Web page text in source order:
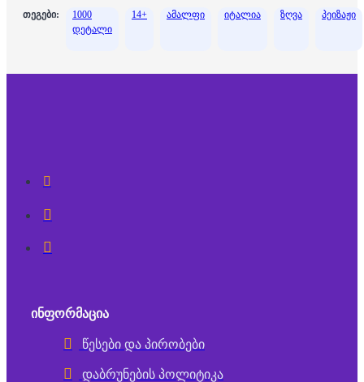
თეგები:
1000
დეტალი
14+ ამალფი იტალია ზღვა პეიზაჟი
ᲘᲜᲤᲝᲠᲛᲐᲪᲘᲐ
წესები და პირობები
დაბრუნების პოლიტიკა